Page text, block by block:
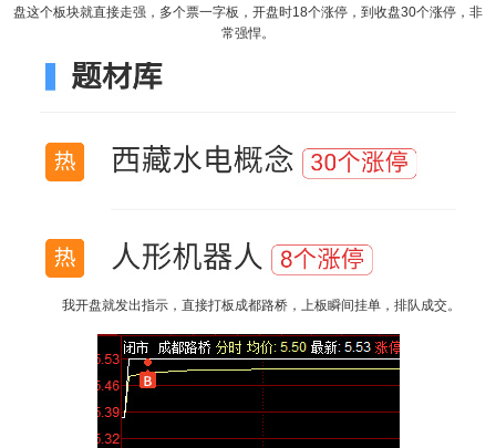
盘这个板块就直接走强，多个票一字板，开盘时18个涨停，到收盘30个涨停，非
常强悍。
我开盘就发出指示，直接打板成都路桥，上板瞬间挂单，排队成交。